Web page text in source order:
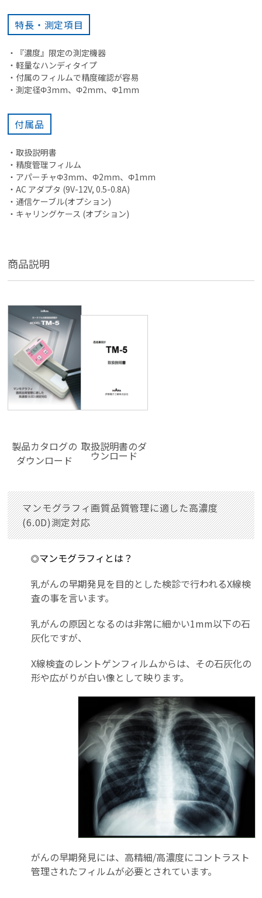
特長・測定項目
・『濃度』限定の測定機器
・軽量なハンディタイプ
・付属のフィルムで精度確認が容易
・測定径Φ3mm、Φ2mm、Φ1mm
付属品
・取扱説明書
・精度管理フィルム
・アパーチャΦ3mm、Φ2mm、Φ1mm
・AC アダプタ (9V-12V, 0.5-0.8A)
・通信ケーブル(オプション)
・キャリングケース (オプション)
商品説明
製品カタログの
ダウンロード
取扱説明書のダ
ウンロード
マンモグラフィ画質品質管理に適した高濃度
(6.0D)測定対応
◎マンモグラフィとは？
乳がんの早期発見を目的とした検診で行われるX線検
査の事を言います。
乳がんの原因となるのは非常に細かい1mm以下の石
灰化ですが、
X線検査のレントゲンフィルムからは、その石灰化の
形や広がりが白い像として映ります。
がんの早期発見には、高精細/高濃度にコントラスト
管理されたフィルムが必要とされています。